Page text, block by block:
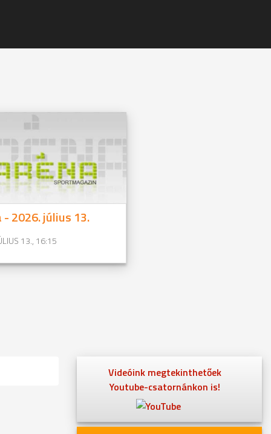
- 2026. július 13.
13., 16:15
Videóink megtekinthetőek
Youtube-csatornánkon is!